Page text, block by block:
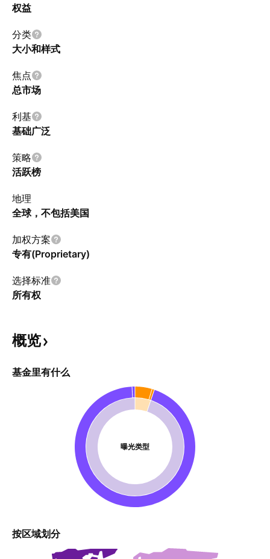
权益
分类
大小和样式
焦点
总市场
利基
基础广泛
策略
活跃榜
地理
全球，不包括美国
加权方案
专有(Proprietary)
选择标准
所有权
概览
基金里有什么
曝光类型
按区域划分